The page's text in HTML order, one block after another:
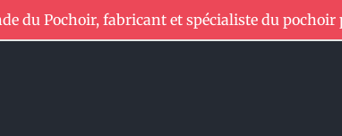
du Pochoir, fabricant et spécialiste du